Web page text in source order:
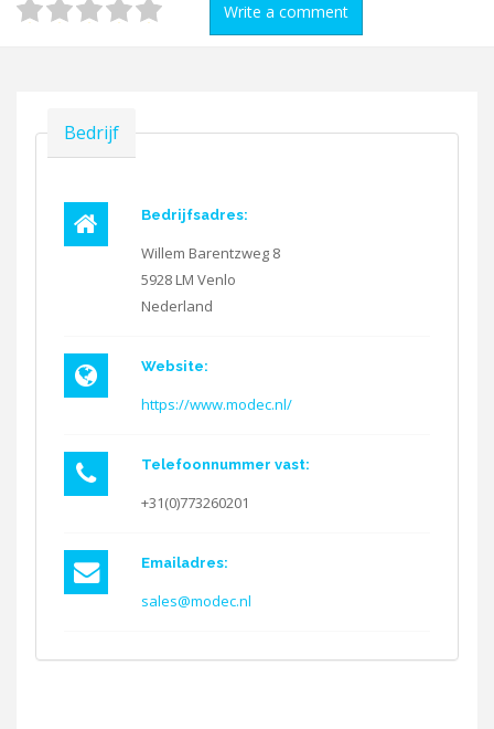
Write a comment
Verbergen
Bedrijf
Bedrijfsadres:
Willem Barentzweg 8
5928 LM Venlo
Nederland
Website:
https://www.modec.nl/
Telefoonnummer vast:
+31(0)773260201
Emailadres:
sales@modec.nl